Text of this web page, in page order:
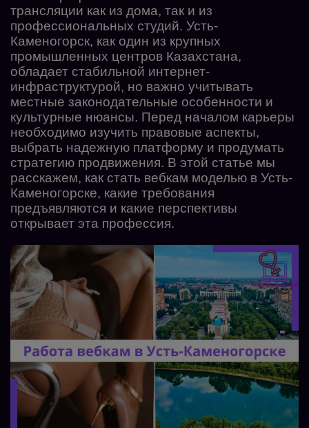
трансляции как из дома, так и из
профессиональных студий. Усть-
Каменогорск, как один из крупных
промышленных центров Казахстана,
обладает стабильной интернет-
инфраструктурой, но важно учитывать
местные законодательные особенности и
культурные нюансы. Перед началом карьеры
необходимо изучить правовые аспекты,
выбрать надежную платформу и продумать
стратегию продвижения. В этой статье мы
расскажем, как стать вебкам моделью в Усть-
Каменогорске, какие требования
предъявляются и какие перспективы
открывает эта профессия.